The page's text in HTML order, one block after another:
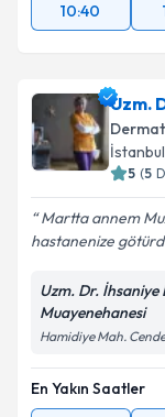
10:40
Uzm.
İstanbul
5 (5
Martta annem
hastanenize
Uzm. Dr. İhsaniye
Muayenehanesi
Hamidiye Mah.
En Yakın Saatler